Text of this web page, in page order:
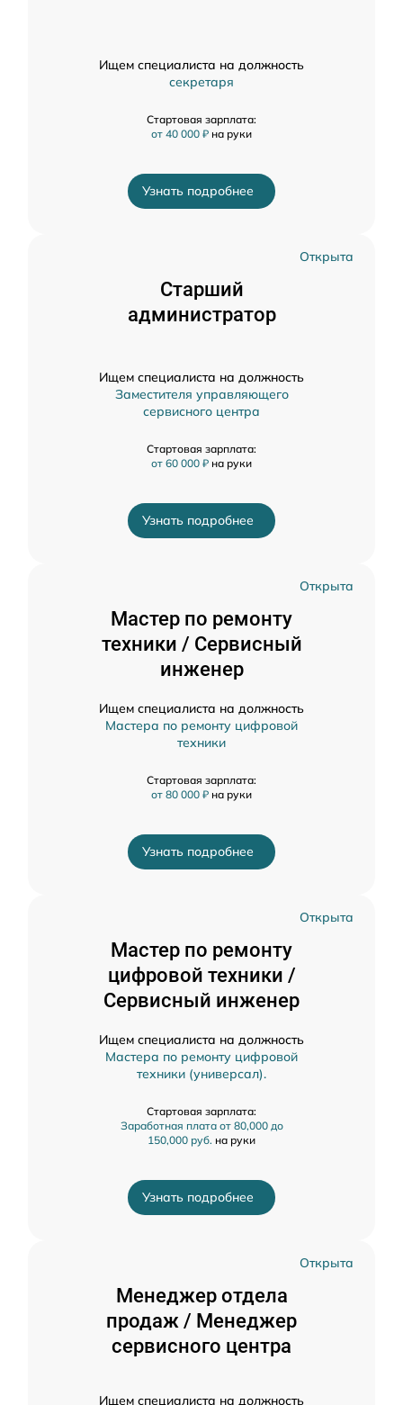
Ищем специалиста на должность
секретаря
Стартовая зарплата:
от 40 000 ₽ на руки
Узнать подробнее
Открыта
Старший
администратор
Ищем специалиста на должность
Заместителя управляющего
сервисного центра
Стартовая зарплата:
от 60 000 ₽ на руки
Узнать подробнее
Открыта
Мастер по ремонту
техники / Сервисный
инженер
Ищем специалиста на должность
Мастера по ремонту цифровой
техники
Стартовая зарплата:
от 80 000 ₽ на руки
Узнать подробнее
Открыта
Мастер по ремонту
цифровой техники /
Сервисный инженер
Ищем специалиста на должность
Мастера по ремонту цифровой
техники (универсал).
Стартовая зарплата:
Заработная плата от 80,000 до
150,000 руб. на руки
Узнать подробнее
Открыта
Менеджер отдела
продаж / Менеджер
сервисного центра
Ищем специалиста на должность